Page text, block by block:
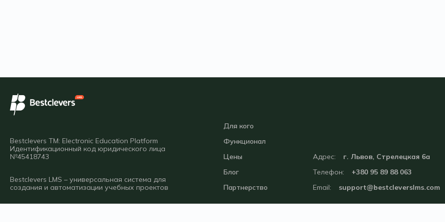
Bestclevers TM: Electronic Education Platform
Идентификационный код юридического лица
№45418743
Bestclevers LMS – универсальная система для
создания и автоматизации учебных проектов
Для кого
Функционал
Цены
Блог
Партнерство
Адрес:
г. Львов, Стрелецкая 6а
Телефон:
+380 95 89 88 063
Email:
support@bestcleverslms.com